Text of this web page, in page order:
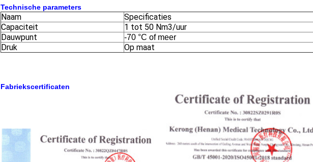
Technische parameters
Naam
Specificaties
Capaciteit
1 tot 50 Nm3/uur
Dauwpunt
-70 °C of meer
Druk Op maat
Fabriekscertificaten